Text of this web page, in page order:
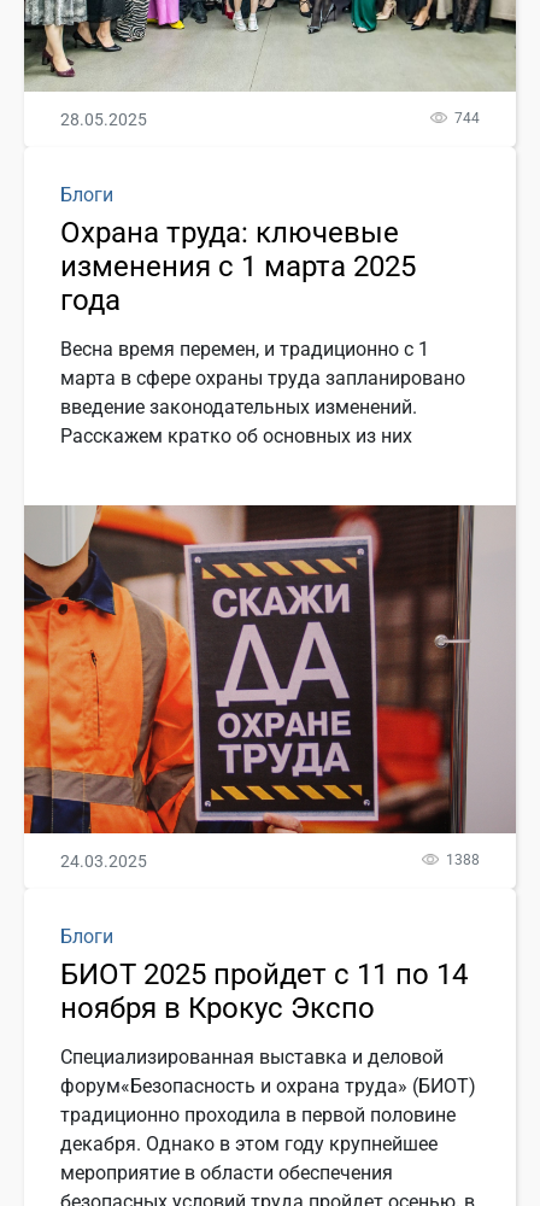
28.05.2025 744
Блоги
Охрана труда: ключевые
изменения с 1 марта 2025
года
Весна время перемен, и традиционно с 1
марта в сфере охраны труда запланировано
введение законодательных изменений.
Расскажем кратко об основных из них
24.03.2025 1388
Блоги
БИОТ 2025 пройдет с 11 по 14
ноября в Крокус Экспо
Специализированная выставка и деловой
форум«Безопасность и охрана труда» (БИОТ)
традиционно проходила в первой половине
декабря. Однако в этом году крупнейшее
мероприятие в области обеспечения